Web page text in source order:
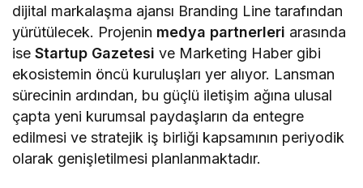
dijital markalaşma ajansı Branding Line tarafından
yürütülecek. Projenin medya partnerleri arasında
iseStartup Gazetesi ve Marketing Haber gibi
ekosistemin öncü kuruluşları yer alıyor. Lansman
sürecinin ardından, bu güçlü iletişim ağına ulusal
çapta yeni kurumsal paydaşların da entegre
edilmesi ve stratejik iş birliği kapsamının periyodik
olarak genişletilmesi planlanmaktadır.